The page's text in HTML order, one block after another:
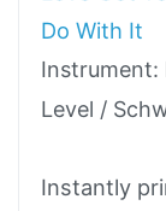
Instrument:
Level /
Instantly